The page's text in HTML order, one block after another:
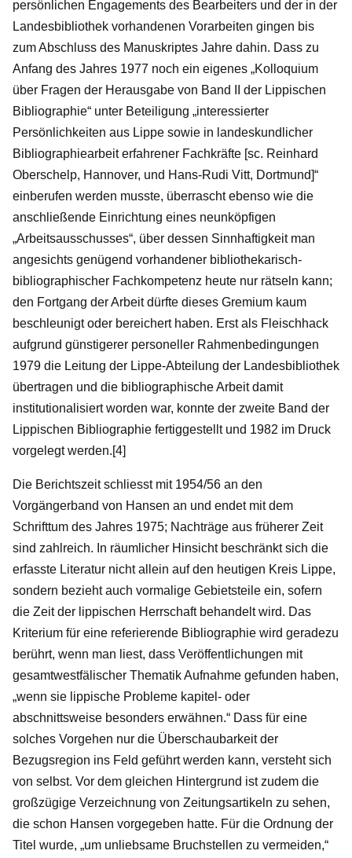
persönlichen Engagements des Bearbeiters und der in der
Landesbibliothek vorhandenen Vorarbeiten gingen bis
zum Abschluss des Manuskriptes Jahre dahin. Dass zu
Anfang des Jahres 1977 noch ein eigenes „Kolloquium
über Fragen der Herausgabe von Band II der Lippischen
Bibliographie“ unter Beteiligung „interessierter
Persönlichkeiten aus Lippe sowie in landeskundlicher
Bibliographiearbeit erfahrener Fachkräfte [sc. Reinhard
Oberschelp, Hannover, und Hans-Rudi Vitt, Dortmund]“
einberufen werden musste, überrascht ebenso wie die
anschließende Einrichtung eines neunköpfigen
„Arbeitsausschusses“, über dessen Sinnhaftigkeit man
angesichts genügend vorhandener bibliothekarisch-
bibliographischer Fachkompetenz heute nur rätseln kann;
den Fortgang der Arbeit dürfte dieses Gremium kaum
beschleunigt oder bereichert haben. Erst als Fleischhack
aufgrund günstigerer personeller Rahmenbedingungen
1979 die Leitung der Lippe-Abteilung der Landesbibliothek
übertragen und die bibliographische Arbeit damit
institutionalisiert worden war, konnte der zweite Band der
Lippischen Bibliographie fertiggestellt und 1982 im Druck
vorgelegt werden.[4]
Die Berichtszeit schliesst mit 1954/56 an den
Vorgängerband von Hansen an und endet mit dem
Schrifttum des Jahres 1975; Nachträge aus früherer Zeit
sind zahlreich. In räumlicher Hinsicht beschränkt sich die
erfasste Literatur nicht allein auf den heutigen Kreis Lippe,
sondern bezieht auch vormalige Gebietsteile ein, sofern
die Zeit der lippischen Herrschaft behandelt wird. Das
Kriterium für eine referierende Bibliographie wird geradezu
berührt, wenn man liest, dass Veröffentlichungen mit
gesamtwestfälischer Thematik Aufnahme gefunden haben,
„wenn sie lippische Probleme kapitel- oder
abschnittsweise besonders erwähnen.“ Dass für eine
solches Vorgehen nur die Überschaubarkeit der
Bezugsregion ins Feld geführt werden kann, versteht sich
von selbst. Vor dem gleichen Hintergrund ist zudem die
großzügige Verzeichnung von Zeitungsartikeln zu sehen,
die schon Hansen vorgegeben hatte. Für die Ordnung der
Titel wurde, „um unliebsame Bruchstellen zu vermeiden,“